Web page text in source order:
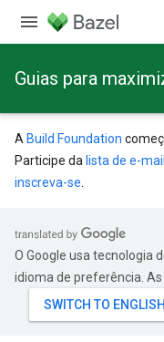
Guias para
A Build Foundation
Participe da lista de e-
inscreva-se
O Google usa tecnologia
idioma de preferência.